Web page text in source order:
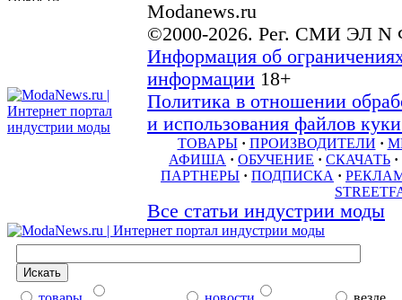
Modanews.ru
©2000-2026. Рег. СМИ ЭЛ N
Информация об
информации 18+
Политика в отношении
и использования файлов
ТОВАРЫ · ПРОИЗВОДИТЕЛИ ·
АФИША · ОБУЧЕНИЕ · СКАЧАТЬ ·
ПАРТНЕРЫ · ПОДПИСКА ·
Все статьи индустрии моды